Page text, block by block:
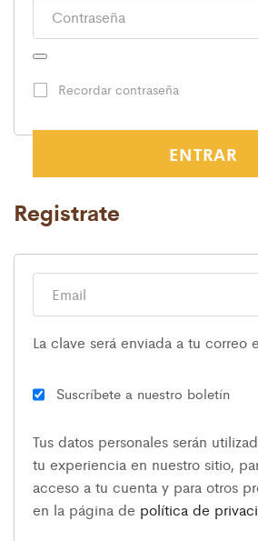
Recordar contraseña
ENTRAR
Registrate
La clave será enviada a tu correo
Suscríbete a nuestro boletín
Tus datos personales serán
tu experiencia en nuestro sitio,
acceso a tu cuenta y para otros
en la página de política de